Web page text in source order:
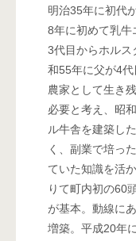
明治35年に初代
8年に初めて乳牛
3代目からホルス
和55年に父が4
農家として生き
必要と考え、昭
ル牛舎を建築し
く、副業で培っ
ていた知識を活
りて町内初の60
が基本。動線に
増築。平成20年